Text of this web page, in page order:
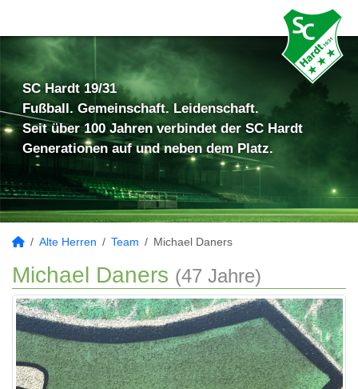
SC Hardt 19/31
Fußball. Gemeinschaft. Leidenschaft.
Seit über 100 Jahren verbindet der SC Hardt
Generationen auf und neben dem Platz.
Alte Herren Team Michael Daners
Michael Daners (47 Jahre)